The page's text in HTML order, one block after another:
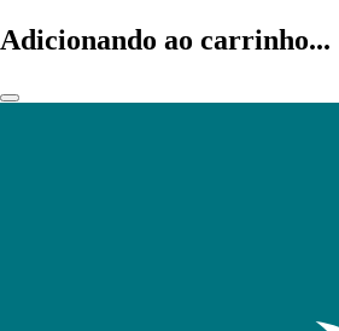
Adicionando ao carrinho...